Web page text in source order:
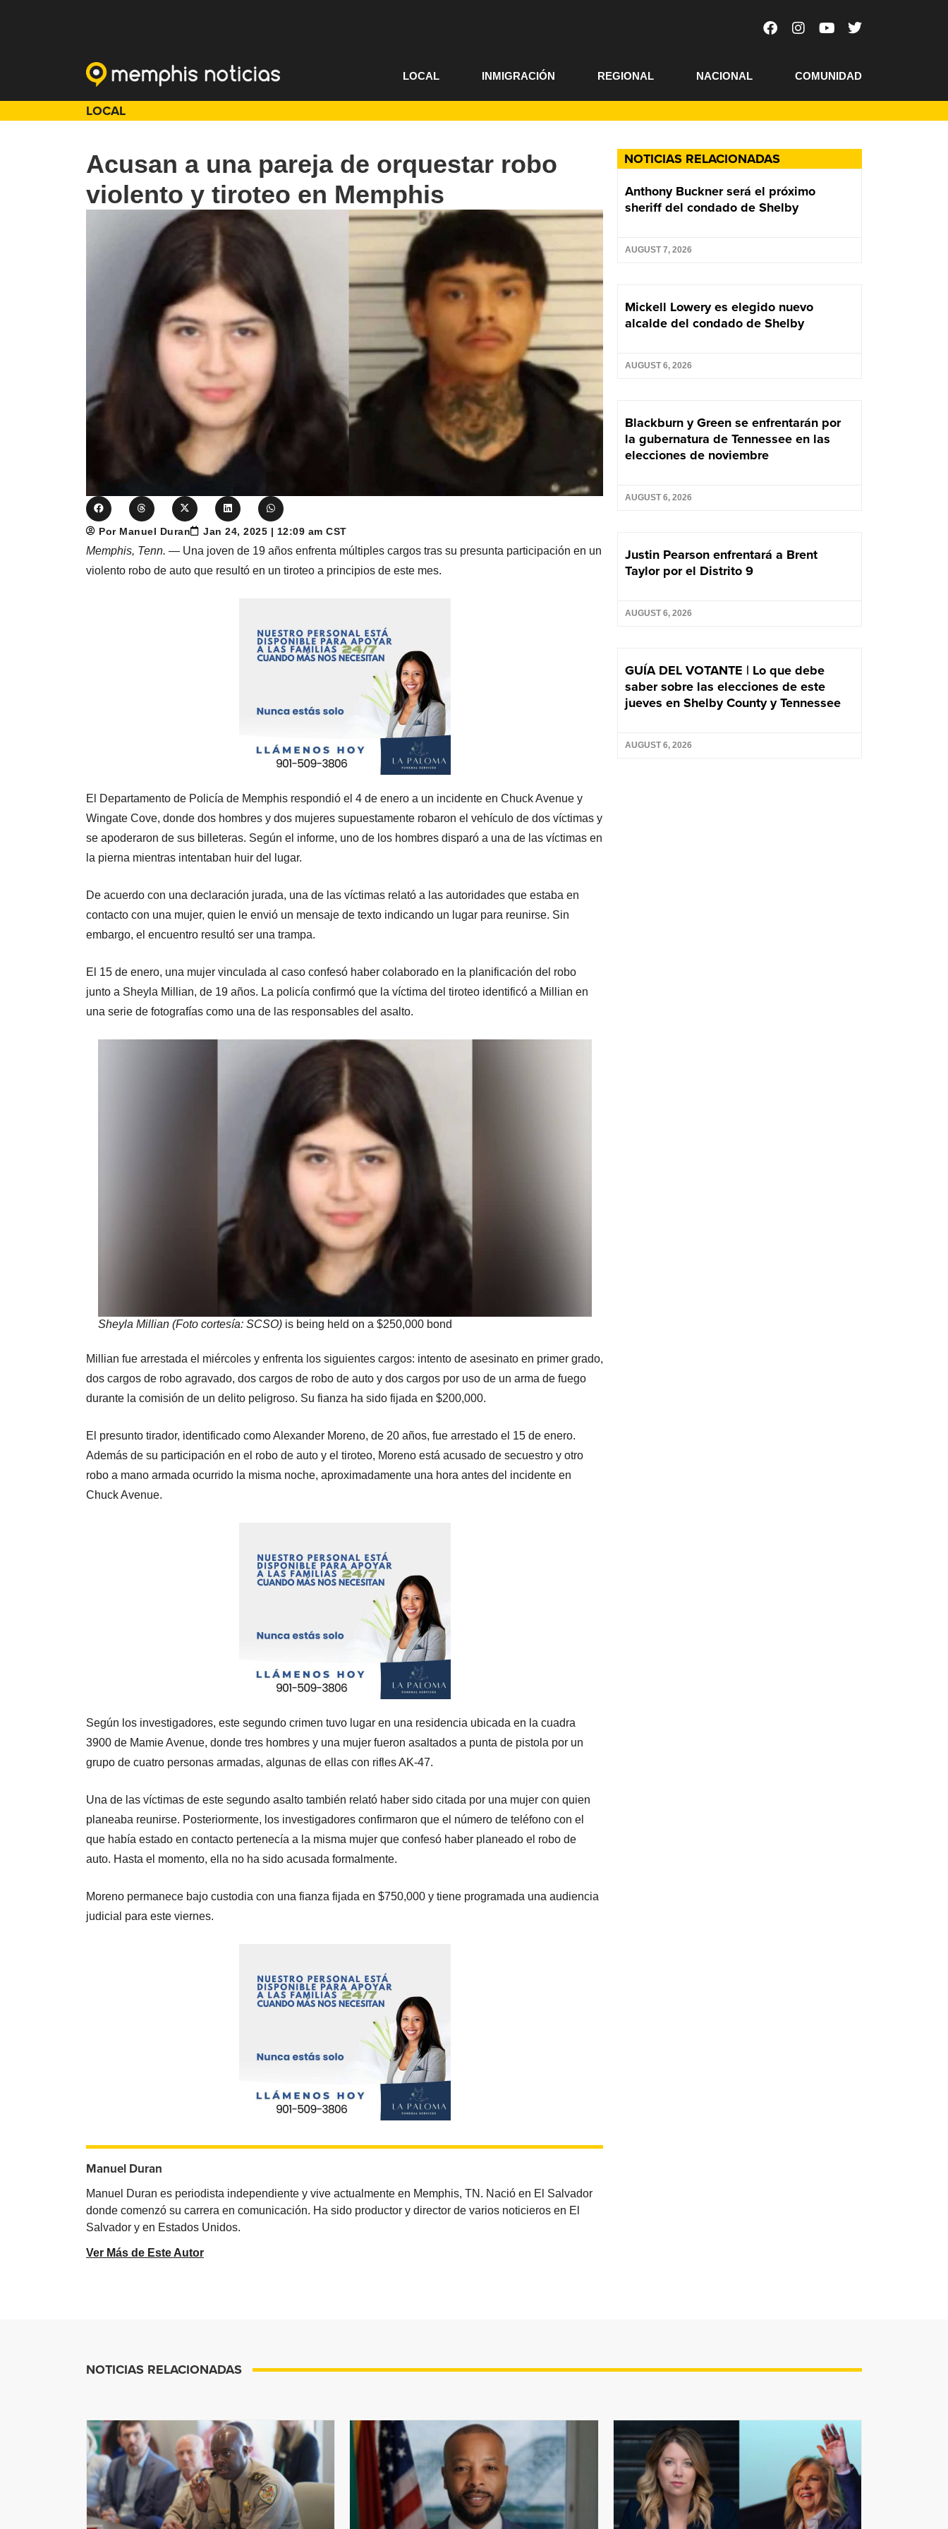
LOCAL INMIGRACIÓN REGIONAL NACIONAL COMUNIDAD
LOCAL
NOTICIAS RELACIONADAS
Anthony Buckner será el próximo
sheriff del condado de Shelby
AUGUST 7, 2026
Mickell Lowery es elegido nuevo
alcalde del condado de Shelby
AUGUST 6, 2026
Blackburn y Green se enfrentarán por
la gubernatura de Tennessee en las
elecciones de noviembre
AUGUST 6, 2026
Justin Pearson enfrentará a Brent
Taylor por el Distrito 9
AUGUST 6, 2026
GUÍA DEL VOTANTE | Lo que debe
saber sobre las elecciones de este
jueves en Shelby County y Tennessee
AUGUST 6, 2026
Acusan a una pareja de orquestar robo
violento y tiroteo en Memphis
Por Manuel Duran Jan 24, 2025 | 12:09 am CST
Memphis, Tenn. — Una joven de 19 años enfrenta múltiples cargos tras su presunta participación en un
violento robo de auto que resultó en un tiroteo a principios de este mes.
El Departamento de Policía de Memphis respondió el 4 de enero a un incidente en Chuck Avenue y
Wingate Cove, donde dos hombres y dos mujeres supuestamente robaron el vehículo de dos víctimas y
se apoderaron de sus billeteras. Según el informe, uno de los hombres disparó a una de las víctimas en
la pierna mientras intentaban huir del lugar.
De acuerdo con una declaración jurada, una de las víctimas relató a las autoridades que estaba en
contacto con una mujer, quien le envió un mensaje de texto indicando un lugar para reunirse. Sin
embargo, el encuentro resultó ser una trampa.
El 15 de enero, una mujer vinculada al caso confesó haber colaborado en la planificación del robo
junto a Sheyla Millian, de 19 años. La policía confirmó que la víctima del tiroteo identificó a Millian en
una serie de fotografías como una de las responsables del asalto.
Sheyla Millian (Foto cortesía: SCSO)is being held on a $250,000 bond
Millian fue arrestada el miércoles y enfrenta los siguientes cargos: intento de asesinato en primer grado,
dos cargos de robo agravado, dos cargos de robo de auto y dos cargos por uso de un arma de fuego
durante la comisión de un delito peligroso. Su fianza ha sido fijada en $200,000.
El presunto tirador, identificado como Alexander Moreno, de 20 años, fue arrestado el 15 de enero.
Además de su participación en el robo de auto y el tiroteo, Moreno está acusado de secuestro y otro
robo a mano armada ocurrido la misma noche, aproximadamente una hora antes del incidente en
Chuck Avenue.
Según los investigadores, este segundo crimen tuvo lugar en una residencia ubicada en la cuadra
3900 de Mamie Avenue, donde tres hombres y una mujer fueron asaltados a punta de pistola por un
grupo de cuatro personas armadas, algunas de ellas con rifles AK-47.
Una de las víctimas de este segundo asalto también relató haber sido citada por una mujer con quien
planeaba reunirse. Posteriormente, los investigadores confirmaron que el número de teléfono con el
que había estado en contacto pertenecía a la misma mujer que confesó haber planeado el robo de
auto. Hasta el momento, ella no ha sido acusada formalmente.
Moreno permanece bajo custodia con una fianza fijada en $750,000 y tiene programada una audiencia
judicial para este viernes.
Manuel Duran
Manuel Duran es periodista independiente y vive actualmente en Memphis, TN. Nació en El Salvador
donde comenzó su carrera en comunicación. Ha sido productor y director de varios noticieros en El
Salvador y en Estados Unidos.
Ver Más de Este Autor
NOTICIAS RELACIONADAS